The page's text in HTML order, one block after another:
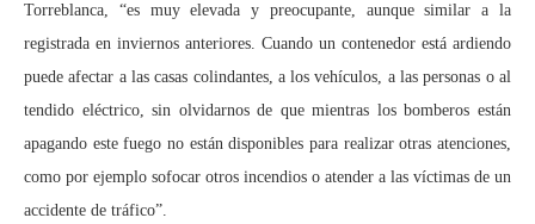
Torreblanca, “es muy elevada y preocupante, aunque similar a la
registrada en inviernos anteriores. Cuando un contenedor está ardiendo
puede afectar a las casas colindantes, a los vehículos, a las personas o al
tendido eléctrico, sin olvidarnos de que mientras los bomberos están
apagando este fuego no están disponibles para realizar otras atenciones,
como por ejemplo sofocar otros incendios o atender a las víctimas de un
accidente de tráfico”.